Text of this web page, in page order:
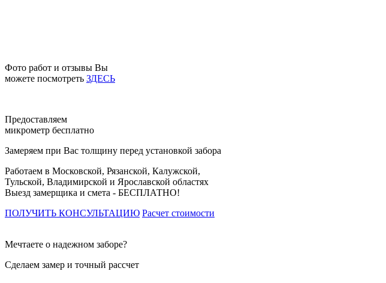
Фото работ и отзывы Вы
можете посмотреть ЗДЕСЬ
Предоставляем
микрометр бесплатно
Замеряем при Вас толщину перед установкой забора
Работаем в Московской, Рязанской, Калужской,
Тульской, Владимирской и Ярославской областях
Выезд замерщика и смета - БЕСПЛАТНО!
ПОЛУЧИТЬ КОНСУЛЬТАЦИЮ Расчет стоимости
Мечтаете о надежном заборе?
Сделаем замер и точный рассчет